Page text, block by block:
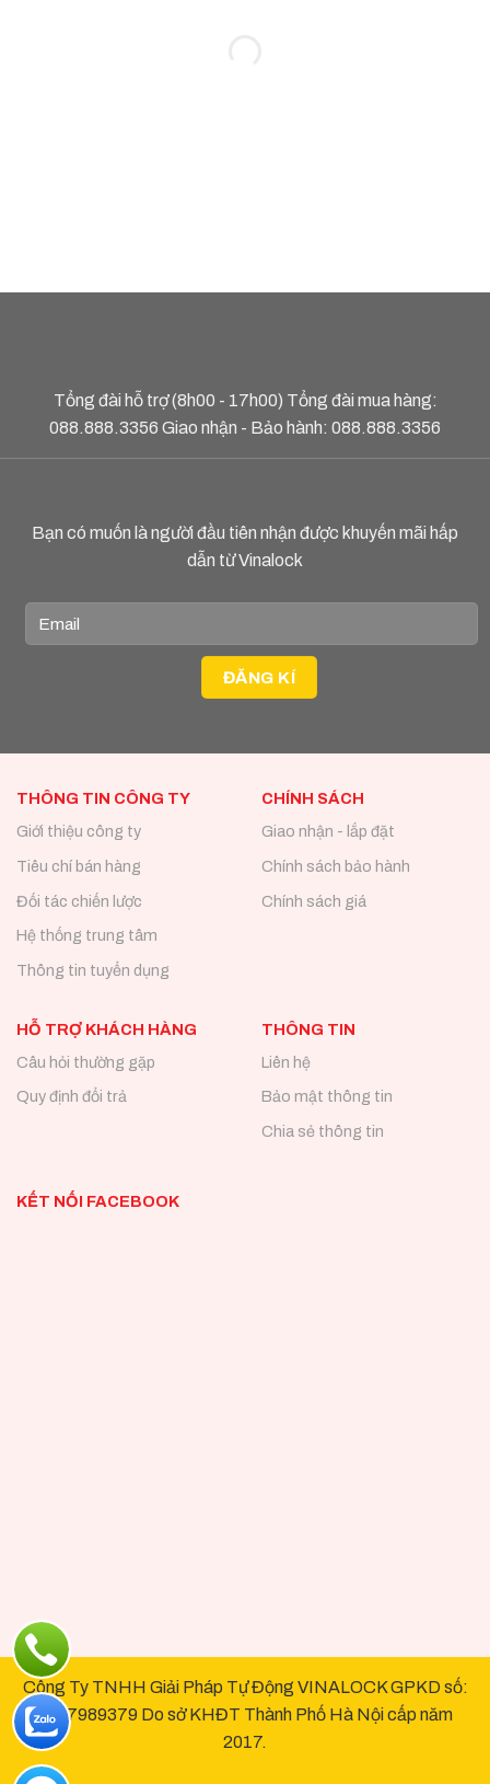
Tổng đài hỗ trợ (8h00 - 17h00) Tổng đài mua hàng:
088.888.3356 Giao nhận - Bảo hành: 088.888.3356
Bạn có muốn là người đầu tiên nhận được khuyến mãi hấp
dẫn từ Vinalock
THÔNG TIN CÔNG TY
Giới thiệu công ty
Tiêu chí bán hàng
Đối tác chiến lược
Hệ thống trung tâm
Thông tin tuyển dụng
CHÍNH SÁCH
Giao nhận - lắp đặt
Chính sách bảo hành
Chính sách giá
HỖ TRỢ KHÁCH HÀNG
Câu hỏi thường gặp
Quy định đổi trả
THÔNG TIN
Liên hệ
Bảo mật thông tin
Chia sẻ thông tin
KẾT NỐI FACEBOOK
Công Ty TNHH Giải Pháp Tự Động VINALOCK GPKD số:
0107989379 Do sở KHĐT Thành Phố Hà Nội cấp năm
2017.